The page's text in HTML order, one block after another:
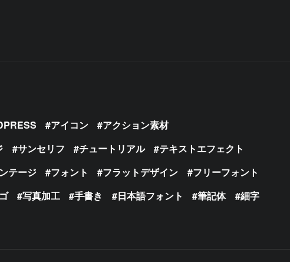
アイコン
アクション素材
サンセリフ チュートリアル
テキストエフェクト
テージ フォント フラットデザイン
フリーフォント
写真加工 手書き 日本語フォント 筆記体
細字